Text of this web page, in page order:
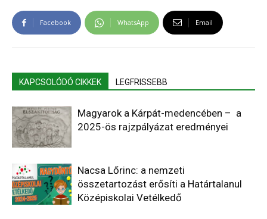
Facebook WhatsApp Email
KAPCSOLÓDÓ CIKKEK LEGFRISSEBB
Magyarok a Kárpát-medencében – a
2025-ös rajzpályázat eredményei
Nacsa Lőrinc: a nemzeti
összetartozást erősíti a Határtalanul
Középiskolai Vetélkedő